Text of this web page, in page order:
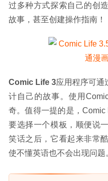
过多种方式探索自己的创
故事，甚至创建操作指南！
Comic Life 3应用程序可通
计自己的故事。使用
奇。值得一提的是，
要选择一个模板，顺便说
笑话之后，它看起来非常
使不懂英语也不会出现问题